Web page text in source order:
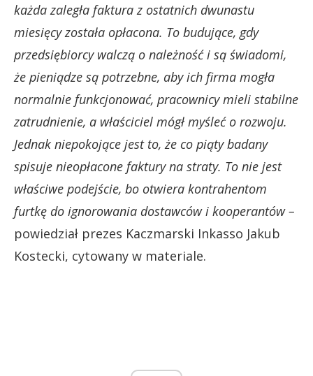
każda zaległa faktura z ostatnich dwunastu
miesięcy została opłacona. To budujące, gdy
przedsiębiorcy walczą o należność i są świadomi,
że pieniądze są potrzebne, aby ich firma mogła
normalnie funkcjonować, pracownicy mieli stabilne
zatrudnienie, a właściciel mógł myśleć o rozwoju.
Jednak niepokojące jest to, że co piąty badany
spisuje nieopłacone faktury na straty. To nie jest
właściwe podejście, bo otwiera kontrahentom
furtkę do ignorowania dostawców i kooperantów –
powiedział prezes Kaczmarski Inkasso Jakub
Kostecki, cytowany w materiale.